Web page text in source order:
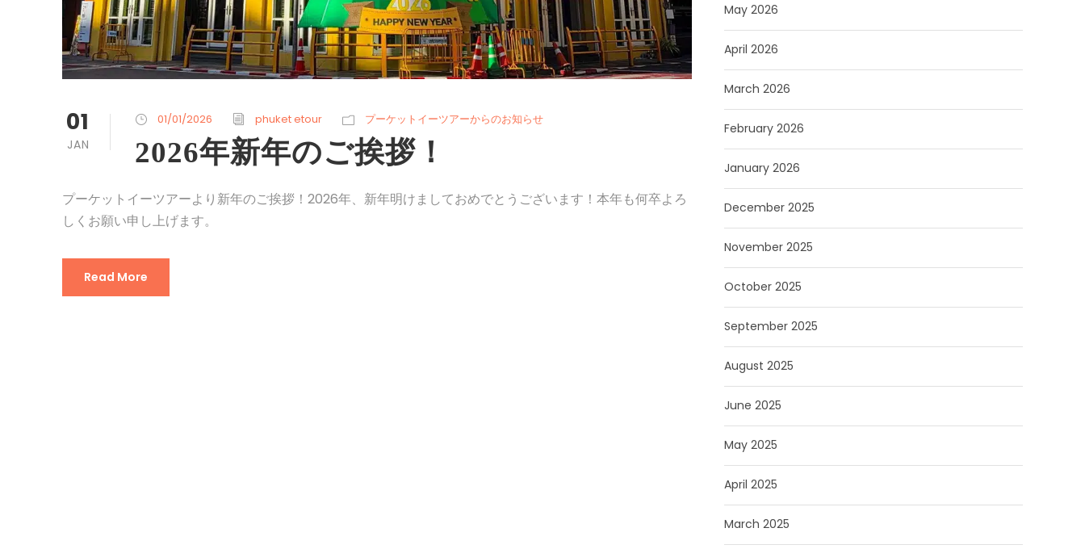
01
JAN
01/01/2026 phuket etour プーケットイーツアーからのお知らせ
2026年新年のご挨拶！
プーケットイーツアーより新年のご挨拶！2026年、新年明けましておめでとうございます！本年も何卒よろ
しくお願い申し上げます。
Read More
May 2026
April 2026
March 2026
February 2026
January 2026
December 2025
November 2025
October 2025
September 2025
August 2025
June 2025
May 2025
April 2025
March 2025